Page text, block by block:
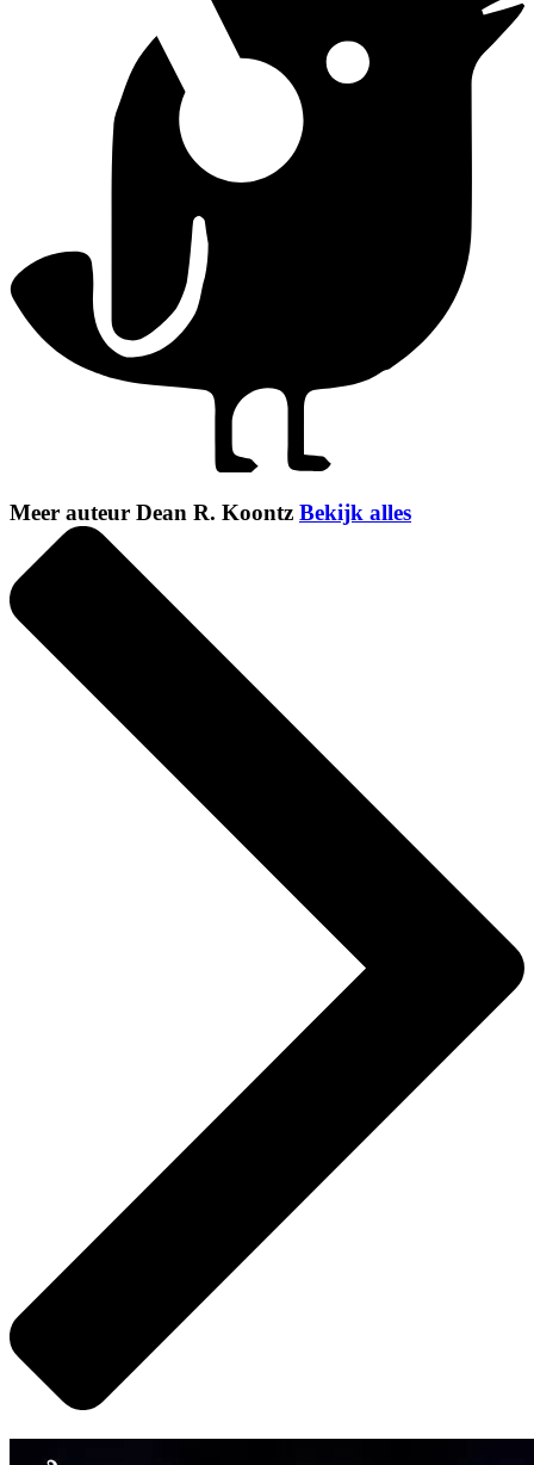
Meer auteur Dean R. Koontz Bekijk alles